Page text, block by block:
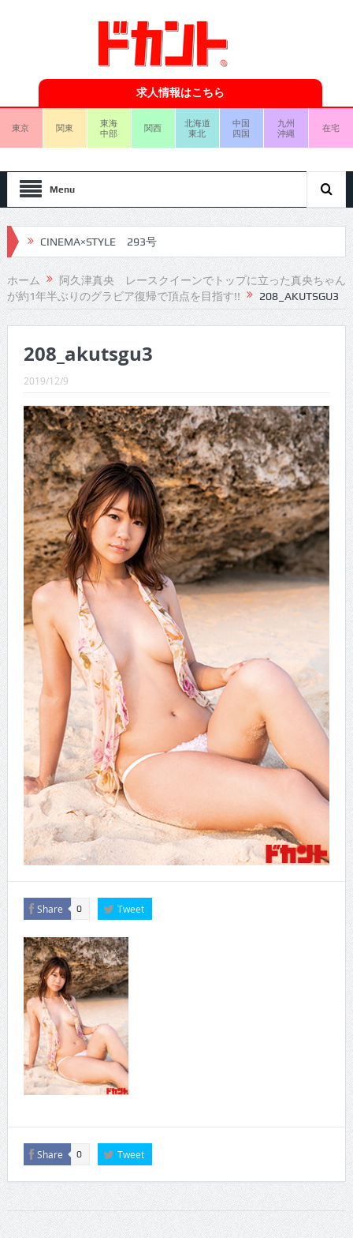
求人情報はこちら
東京 関東
東海
中部
関西
北海道
東北
中国
四国
九州
沖縄
在宅
Menu
CINEMA×STYLE 293号
CINEMA×STYLE 292号
CINEMA×STYLE 291号
CINEMA×STYLE 289号
CINEMA×STYLE 287号
CINEMA×STYLE 286号
CINEMA×STYLE 285号
CINEMA×STYLE 294号
ホーム
阿久津真央 レースクイーンでトップに立った真央ちゃん
が約1年半ぶりのグラビア復帰で頂点を目指す!!
208_AKUTSGU3
208_akutsgu3
2019/12/9
Share 0 Tweet
Share 0 Tweet